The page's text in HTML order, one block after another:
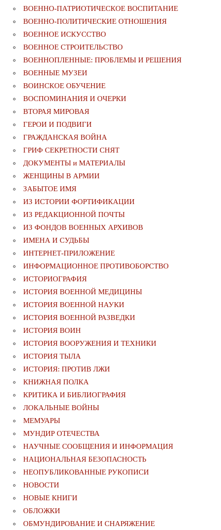
ВОЕННО-ПАТРИОТИЧЕСКОЕ ВОСПИТАНИЕ
ВОЕННО-ПОЛИТИЧЕСКИE ОТНОШЕНИЯ
ВОЕННОЕ ИСКУССТВО
ВОЕННОЕ СТРОИТЕЛЬСТВО
ВОЕННОПЛЕННЫЕ: ПРОБЛЕМЫ И РЕШЕНИЯ
ВОЕННЫЕ МУЗЕИ
ВОИНСКОЕ ОБУЧЕНИЕ
ВОСПОМИНАНИЯ И ОЧЕРКИ
ВТОРАЯ МИРОВАЯ
ГЕРОИ И ПОДВИГИ
ГРАЖДАНСКАЯ ВОЙНА
ГРИФ СЕКРЕТНОСТИ СНЯТ
ДОКУМЕНТЫ и МАТЕРИАЛЫ
ЖЕНЩИНЫ В АРМИИ
ЗАБЫТОЕ ИМЯ
ИЗ ИСТОРИИ ФОРТИФИКАЦИИ
ИЗ РЕДАКЦИОННОЙ ПОЧТЫ
ИЗ ФОНДОВ ВОЕННЫХ АРХИВОВ
ИМЕНА И СУДЬБЫ
ИНТЕРНЕТ-ПРИЛОЖЕНИЕ
ИНФОРМАЦИОННОЕ ПРОТИВОБОРСТВО
ИСТОРИОГРАФИЯ
ИСТОРИЯ ВОЕННОЙ МЕДИЦИНЫ
ИСТОРИЯ ВОЕННОЙ НАУКИ
ИСТОРИЯ ВОЕННОЙ РАЗВЕДКИ
ИСТОРИЯ ВОИН
ИСТОРИЯ ВООРУЖЕНИЯ И ТЕХНИКИ
ИСТОРИЯ ТЫЛА
ИСТОРИЯ: ПРОТИВ ЛЖИ
КНИЖНАЯ ПОЛКА
КРИТИКА И БИБЛИОГРАФИЯ
ЛОКАЛЬНЫЕ ВОЙНЫ
МЕМУАРЫ
МУНДИР ОТЕЧЕСТВА
НАУЧНЫЕ СООБЩЕНИЯ И ИНФОРМАЦИЯ
НАЦИОНАЛЬНАЯ БЕЗОПАСНОСТЬ
НЕОПУБЛИКОВАННЫЕ РУКОПИСИ
НОВОСТИ
НОВЫЕ КНИГИ
ОБЛОЖКИ
ОБМУНДИРОВАНИЕ И СНАРЯЖЕНИЕ